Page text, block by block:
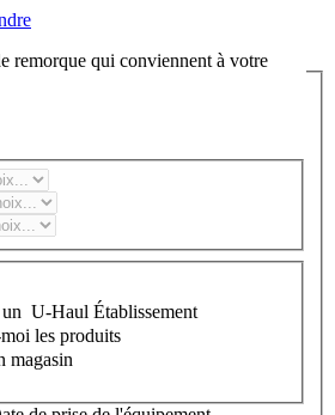
remorque qui conviennent à votre
U-Haul Établissement
les produits
magasin